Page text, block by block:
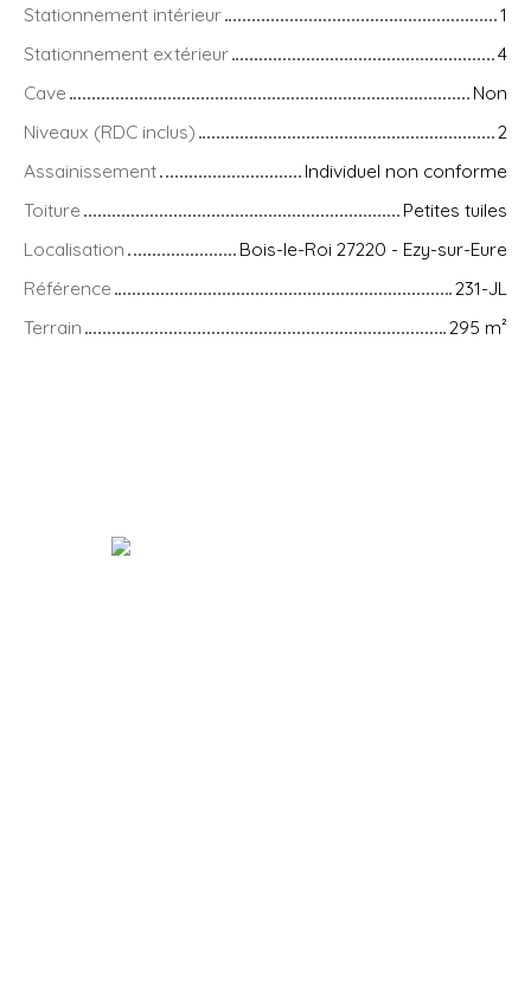
Stationnement intérieur
1
Stationnement extérieur
4
Cave
Non
Niveaux (RDC inclus)
2
Assainissement
Individuel non conforme
Toiture
Petites tuiles
Localisation
Bois-le-Roi 27220 - Ezy-sur-Eure
Référence
231-JL
Terrain
295 m²